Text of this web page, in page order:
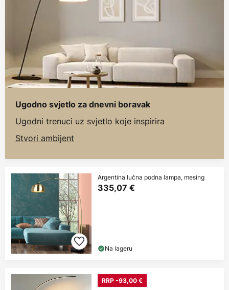
Ugodno svjetlo za dnevni boravak
Ugodni trenuci uz svjetlo koje inspirira
Stvori ambijent
Argentina lučna podna lampa, mesing
335,07 €
Na lageru
RRP -93,00 €